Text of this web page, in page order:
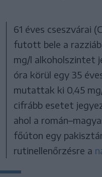
61 éves cseszvárai
futott bele a
mg/l alkoholszintet
óra körül egy 35
mutattak ki 0,45
cifrább esetet
ahol a
főúton egy
rutinellenőrzésre a